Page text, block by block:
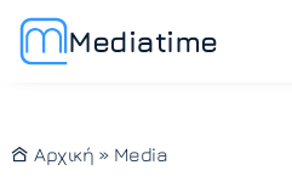
Mediatime
Αρχική » Media